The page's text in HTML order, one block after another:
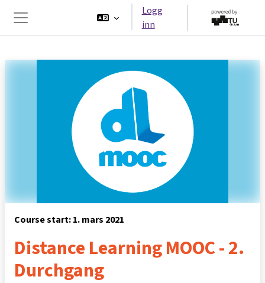
Sidepanel
Logg
inn
Course start: 1. mars 2021
Distance Learning MOOC - 2.
Durchgang